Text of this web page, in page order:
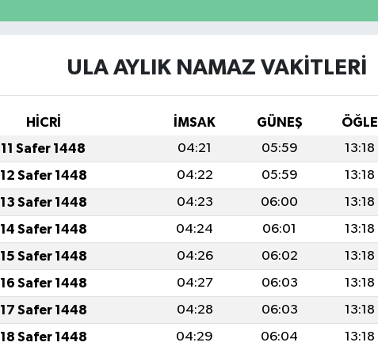
ULA AYLIK NAMAZ VAKITLERI
HİCRİ İMSAK GÜNEŞ ÖĞLE
11 Safer 1448 04:21 05:59 13:18
12 Safer 1448 04:22 05:59 13:18
13 Safer 1448 04:23 06:00 13:18
14 Safer 1448 04:24 06:01 13:18
15 Safer 1448 04:26 06:02 13:18
16 Safer 1448 04:27 06:03 13:18
17 Safer 1448 04:28 06:03 13:18
18 Safer 1448 04:29 06:04 13:18